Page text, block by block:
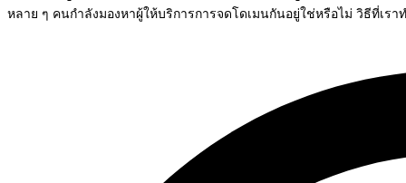
หลาย ๆ คนกำลังมองหาผู้ให้บริการการจดโดเมนกันอยู่ใช่หรือไม่ วิธีที่เรา